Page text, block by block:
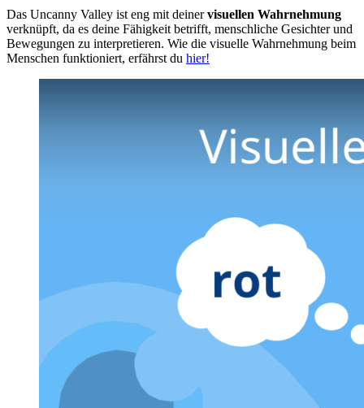
Das Uncanny Valley ist eng mit deinervisuellen Wahrnehmung
verknüpft, da es deine Fähigkeit betrifft, menschliche Gesichter und
Bewegungen zu interpretieren. Wie die visuelle Wahrnehmung beim
Menschen funktioniert, erfährst du hier!